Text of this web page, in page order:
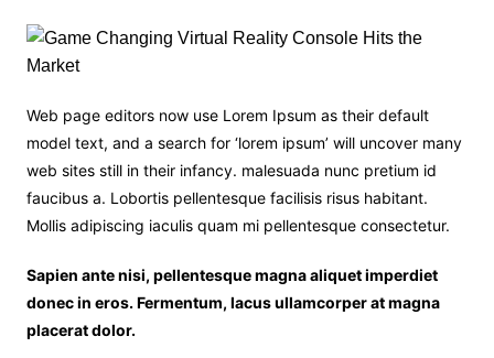
Web page editors now use Lorem Ipsum as their default
model text, and a search for ‘lorem ipsum’ will uncover many
web sites still in their infancy. malesuada nunc pretium id
faucibus a. Lobortis pellentesque facilisis risus habitant.
Mollis adipiscing iaculis quam mi pellentesque consectetur.
Sapien ante nisi, pellentesque magna aliquet imperdiet
donec in eros. Fermentum, lacus ullamcorper at magna
placerat dolor.